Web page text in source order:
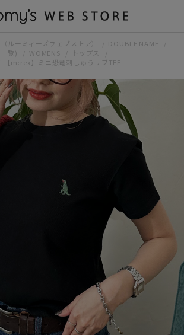
ルーミィーズウェブストア）
DOUBLE NAME
覧)
WOMENS
トップス
【m:rex】ミニ恐竜刺しゅうリブTEE